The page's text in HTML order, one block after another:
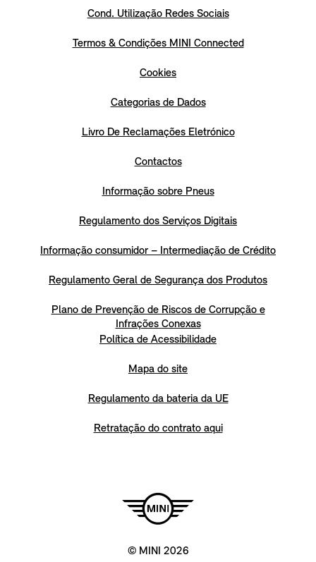
Cond. Utilização Redes Sociais
Termos & Condições MINI Connected
Cookies
Categorias de Dados
Livro De Reclamações Eletrónico
Contactos
Informação sobre Pneus
Regulamento dos Serviços Digitais
Informação consumidor – Intermediação de Crédito
Regulamento Geral de Segurança dos Produtos
Plano de Prevenção de Riscos de Corrupção e
Infrações Conexas
Política de Acessibilidade
Mapa do site
Regulamento da bateria da UE
Retratação do contrato aqui
© MINI 2026